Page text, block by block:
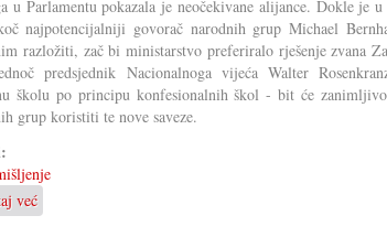
u Parlamentu pokazala je neočekivane alijance. Dokle je
najpotencijalniji govorač narodnih grup Michael
razložiti, zač bi ministarstvo preferiralo rješenje zvana
predsjednik Nacionalnoga vijeća Walter
školu po principu konfesionalnih škol - bit će
grup koristiti te nove saveze.
već
Počinje